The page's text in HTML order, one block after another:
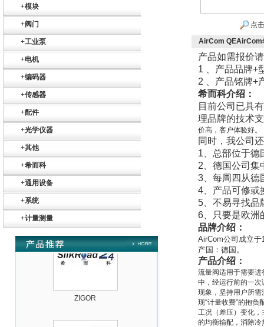
+模块
+阀门
+工业泵
+电机
+编码器
+传感器
+配件
+光学仪器
+其他
+希而科
+通用设备
+系统
+计量测量
Belimo SF24A-
ZIGOR
点
AirCom QEAirCom
产品如需报价
1
、产品品牌+
2
、产品铭牌+
希而科介绍：
目前公司已具
理品牌的技术
价高，客户体验好。
同时，我公司
1 、总部位于德
2 、德国公司
3 、每周四从
4 、产品可修或
5 、不易寻找
6 、只要是欧
品牌介绍：
AirCom公司成立于
产国：德国。
产品介绍：
流量阀适用于需要
中，经运行前的一
现象，坚持用户所需
现“计量收费”的抱负
工况（差压）变化
的均衡输配，消除